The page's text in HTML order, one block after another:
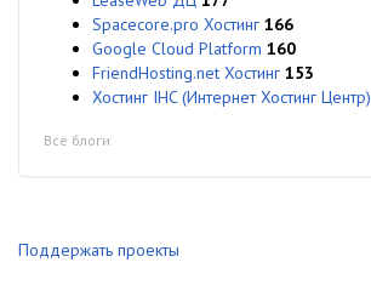
Spacecore.pro Хостинг 166
Google Cloud Platform 160
FriendHosting.net Хостинг 153
Хостинг IHC (Интернет Хостинг Центр)
Все блоги
Поддержать проекты